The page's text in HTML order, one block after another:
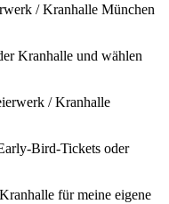
/ Kranhalle München
Kranhalle und wählen
/ Kranhalle
Bird-Tickets oder
für meine eigene